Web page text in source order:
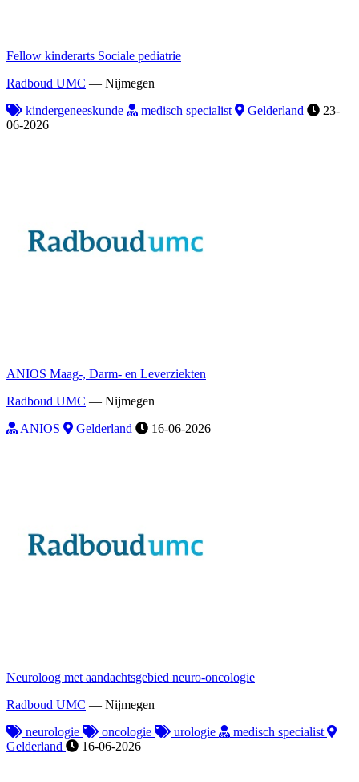
Fellow kinderarts Sociale pediatrie
Radboud UMC — Nijmegen
kindergeneeskunde
medisch specialist Gelderland
23-
06-2026
ANIOS Maag-, Darm- en Leverziekten
Radboud UMC — Nijmegen
ANIOS
Gelderland 16-06-2026
Neuroloog met aandachtsgebied neuro-oncologie
Radboud UMC — Nijmegen
neurologie
oncologie urologie
medisch specialist
Gelderland
16-06-2026